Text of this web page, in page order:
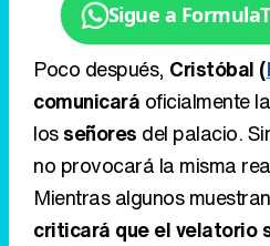
Sigue a
Poco después, Cristóbal (
comunicará oficialmente la
losseñores del palacio.
no provocará la misma
Mientras algunos
criticará que el velatorio